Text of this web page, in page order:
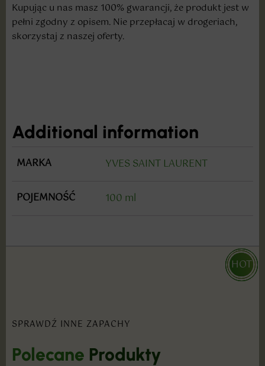
Kupując u nas masz 100% gwarancji, że produkt jest w
pełni zgodny z opisem. Nie przepłacaj w drogeriach,
skorzystaj z naszej oferty.
Additional information
MARKA YVES SAINT LAURENT
POJEMNOŚĆ 100 ml
SPRAWDŹ INNE ZAPACHY
Polecane Produkty
HOT
HOT
HOT